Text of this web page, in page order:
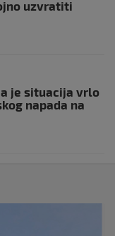
uzvratiti
je situacija vrlo
napada na